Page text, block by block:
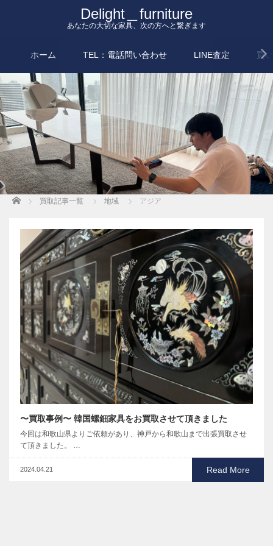
Delight＿furniture
あなたの大切な家具、次の方へと繋ぎます
ホーム TEL：電話問い合わせ LINE査定 買
Home 買取記事一覧 地域 アジア
〜買取事例〜 韓国螺鈿家具をお買取させて頂きました
今回は和歌山県よりご依頼があり、神戸から和歌山まで出張買取させ
て頂きました。 …
Read More
2024.04.21